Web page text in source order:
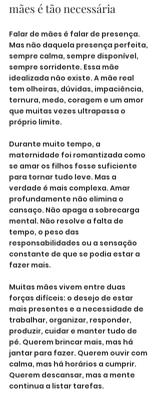
mães é tão necessária
Falar de mães é falar de presença.
Mas não daquela presença perfeita,
sempre calma, sempre disponível,
sempre sorridente. Essa mãe
idealizada não existe. A mãe real
tem olheiras, dúvidas, impaciência,
ternura, medo, coragem e um amor
que muitas vezes ultrapassa o
próprio limite.
Durante muito tempo, a
maternidade foi romantizada como
se amar os filhos fosse suficiente
para tornar tudo leve. Mas a
verdade é mais complexa. Amar
profundamente não elimina o
cansaço. Não apaga a sobrecarga
mental. Não resolve a falta de
tempo, o peso das
responsabilidades ou a sensação
constante de que se podia estar a
fazer mais.
Muitas mães vivem entre duas
forças difíceis: o desejo de estar
mais presentes e a necessidade de
trabalhar, organizar, responder,
produzir, cuidar e manter tudo de
pé. Querem brincar mais, mas há
jantar para fazer. Querem ouvir com
calma, mas há horários a cumprir.
Querem descansar, mas a mente
continua a listar tarefas.